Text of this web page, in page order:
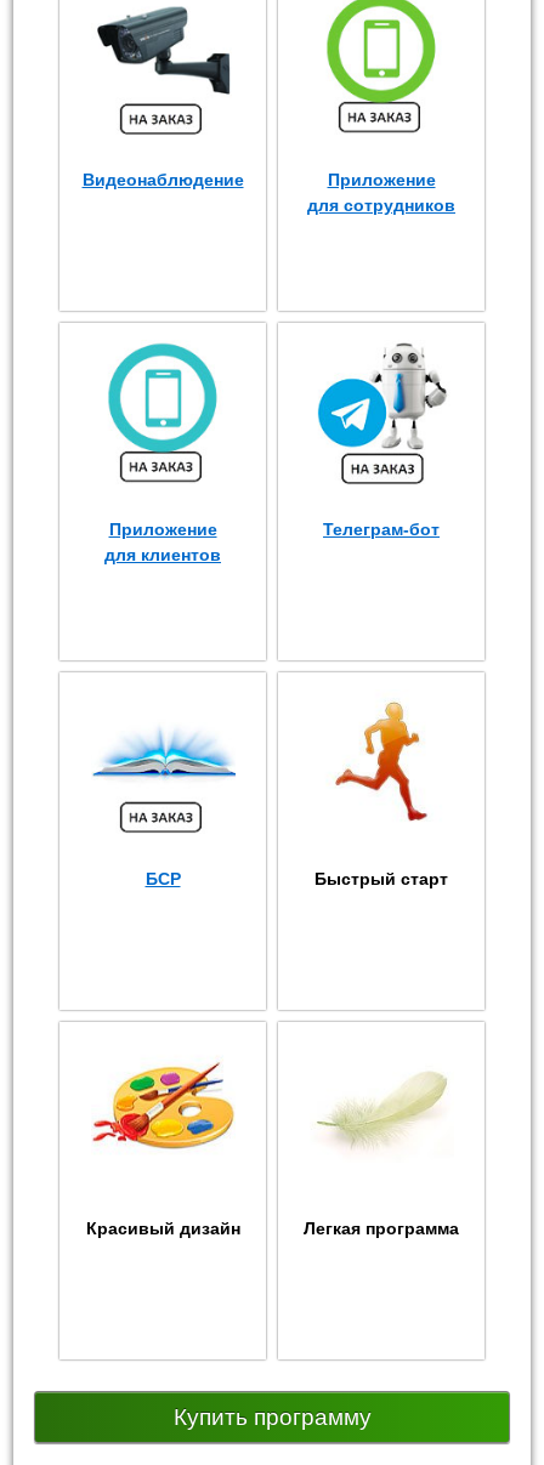
Видеонаблюдение
Приложение
для сотрудников
Приложение
для клиентов
Телеграм-бот
БСР Быстрый старт
Красивый дизайн Легкая программа
Купить программу